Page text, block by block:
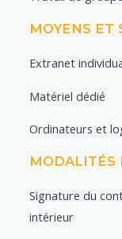
MOYENS ET
Extranet
Matériel dédié
Ordinateurs et
MODALITÉS
Signature du
intérieur